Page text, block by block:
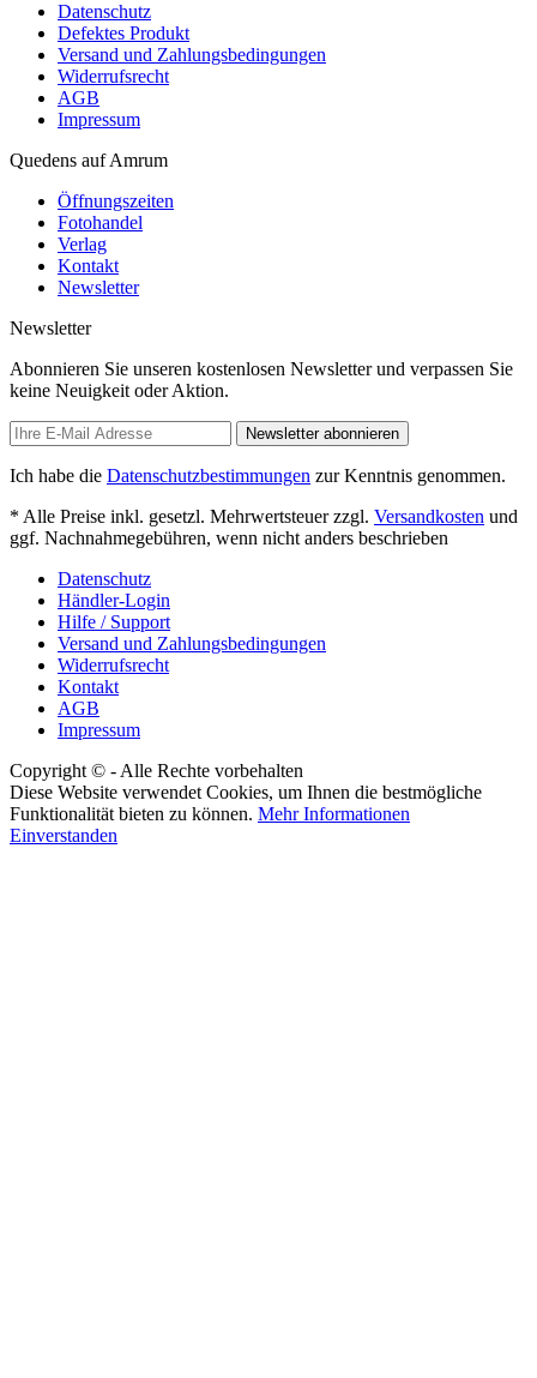
Datenschutz
Defektes Produkt
Versand und Zahlungsbedingungen
Widerrufsrecht
AGB
Impressum
Quedens auf Amrum
Öffnungszeiten
Fotohandel
Verlag
Kontakt
Newsletter
Newsletter
Abonnieren Sie unseren kostenlosen Newsletter und verpassen Sie
keine Neuigkeit oder Aktion.
Newsletter abonnieren
Ich habe die Datenschutzbestimmungen zur Kenntnis genommen.
* Alle Preise inkl. gesetzl. Mehrwertsteuer zzgl. Versandkosten und
ggf. Nachnahmegebühren, wenn nicht anders beschrieben
Datenschutz
Händler-Login
Hilfe / Support
Versand und Zahlungsbedingungen
Widerrufsrecht
Kontakt
AGB
Impressum
Copyright © - Alle Rechte vorbehalten
Diese Website verwendet Cookies, um Ihnen die bestmögliche
Funktionalität bieten zu können. Mehr Informationen
Einverstanden